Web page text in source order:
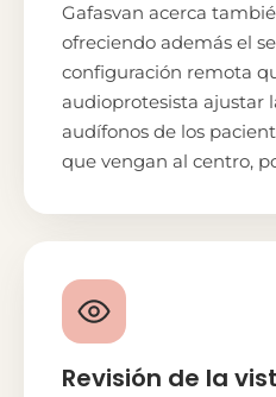
Gafasvan acerca
ofreciendo además el
configuración remota
audioprotesista ajustar
audífonos de los
que vengan al centro,
Revisión de la